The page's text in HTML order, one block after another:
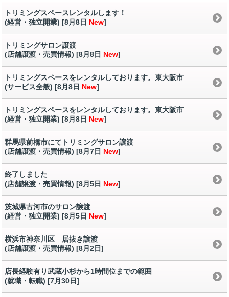
トリミングスペースレンタルします！
(経営・独立開業) [8月8日 New]
トリミングサロン譲渡
(店舗譲渡・売買情報) [8月8日 New]
トリミングスペースをレンタルしております。東大阪市
(サービス全般) [8月8日 New]
トリミングスペースをレンタルしております。東大阪市
(経営・独立開業) [8月8日 New]
群馬県前橋市にてトリミングサロン譲渡
(店舗譲渡・売買情報) [8月7日 New]
終了しました
(店舗譲渡・売買情報) [8月5日 New]
茨城県古河市のサロン譲渡
(経営・独立開業) [8月5日 New]
横浜市神奈川区 居抜き譲渡
(店舗譲渡・売買情報) [8月2日]
店長経験有り武蔵小杉から1時間位までの範囲
(就職・転職) [7月30日]